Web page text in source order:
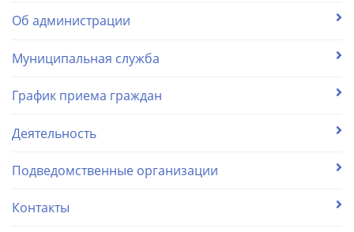
Об администрации
Муниципальная служба
График приема граждан
Деятельность
Подведомственные организации
Контакты